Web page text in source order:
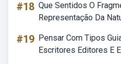
#18 Que Sentidos O
Representação Da
#19 Pensar Com Tipos
Escritores Editores E